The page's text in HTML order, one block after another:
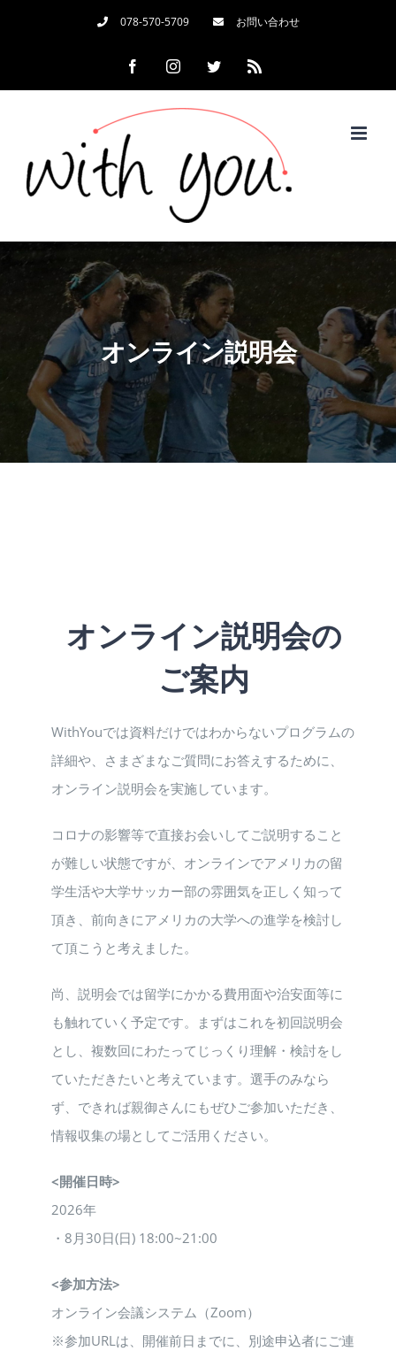
078-570-5709 お問い合わせ
FacebookInstagramTwitter
オンライン説明会
オンライン説明会の
ご案内
WithYouでは資料だけではわからないプログラムの
詳細や、さまざまなご質問にお答えするために、
オンライン説明会を実施しています。
コロナの影響等で直接お会いしてご説明すること
が難しい状態ですが、オンラインでアメリカの留
学生活や大学サッカー部の雰囲気を正しく知って
頂き、前向きにアメリカの大学への進学を検討し
て頂こうと考えました。
尚、説明会では留学にかかる費用面や治安面等に
も触れていく予定です。まずはこれを初回説明会
とし、複数回にわたってじっくり理解・検討をし
ていただきたいと考えています。選手のみなら
ず、できれば親御さんにもぜひご参加いただき、
情報収集の場としてご活用ください。
<開催日時>
2026年
・8月30日(日) 18:00~21:00
<参加方法>
オンライン会議システム（Zoom）
※参加URLは、開催前日までに、別途申込者にご連